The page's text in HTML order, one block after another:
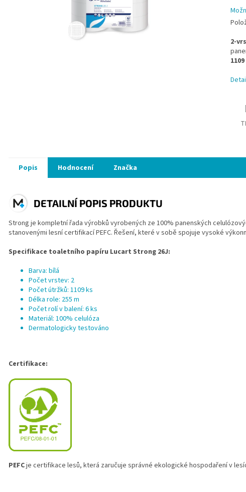
2-
Popis Hodnocení Značka
DETAILNÍ POPIS PRODUKTU
Strong je kompletní řada výrobků vyrobených ze 100% panenských
stanovenými lesní certifikací PEFC. Řešení, které v sobě spojuje vysoké
Specifikace toaletního papíru Lucart Strong 26J:
Barva: bílá
Počet vrstev: 2
Počet útržků: 1109 ks
Délka role: 255 m
Počet rolí v balení: 6 ks
Materiál: 100% celulóza
Dermatologicky testováno
Certifikace:
PEFCje certifikace lesů, která zaručuje správné ekologické hospodaření v